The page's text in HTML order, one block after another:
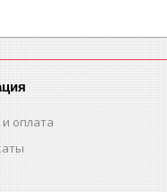
оплата